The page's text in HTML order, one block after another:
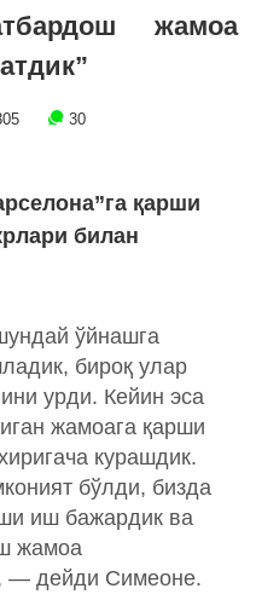
жамоа
30
қарши
билан
ўйнашга
бироқ улар
урди. Кейин эса
жамоага қарши
курашдик.
бўлди, бизда
иш бажардик ва
жамоа
— дейди Симеоне.